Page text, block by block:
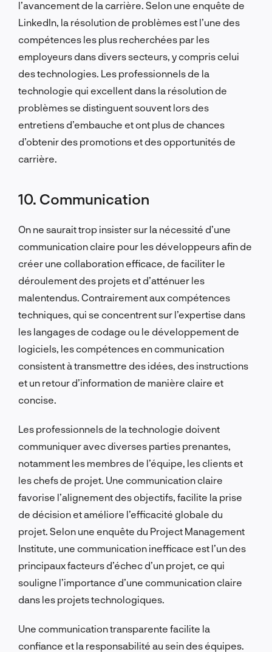
l’avancement de la carrière. Selon une enquête de
LinkedIn, la résolution de problèmes est l’une des
compétences les plus recherchées par les
employeurs dans divers secteurs, y compris celui
des technologies. Les professionnels de la
technologie qui excellent dans la résolution de
problèmes se distinguent souvent lors des
entretiens d’embauche et ont plus de chances
d’obtenir des promotions et des opportunités de
carrière.
10. Communication
On ne saurait trop insister sur la nécessité d’une
communication claire pour les développeurs afin de
créer une collaboration efficace, de faciliter le
déroulement des projets et d’atténuer les
malentendus. Contrairement aux compétences
techniques, qui se concentrent sur l’expertise dans
les langages de codage ou le développement de
logiciels, les compétences en communication
consistent à transmettre des idées, des instructions
et un retour d’information de manière claire et
concise.
Les professionnels de la technologie doivent
communiquer avec diverses parties prenantes,
notamment les membres de l’équipe, les clients et
les chefs de projet. Une communication claire
favorise l’alignement des objectifs, facilite la prise
de décision et améliore l’efficacité globale du
projet. Selon une enquête du Project Management
Institute, une communication inefficace est l’un des
principaux facteurs d’échec d’un projet, ce qui
souligne l’importance d’une communication claire
dans les projets technologiques.
Une communication transparente facilite la
confiance et la responsabilité au sein des équipes.